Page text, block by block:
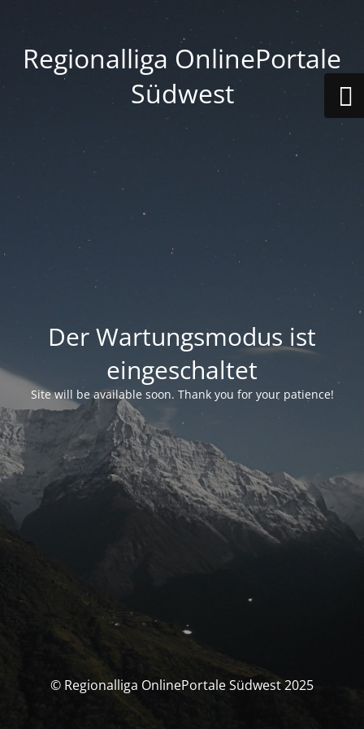
Regionalliga OnlinePortale
Südwest
Der Wartungsmodus ist
eingeschaltet
Site will be available soon. Thank you for your patience!
© Regionalliga OnlinePortale Südwest 2025